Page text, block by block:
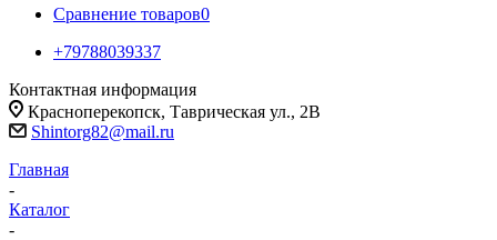
Сравнение товаров0
+79788039337
Контактная информация
Красноперекопск, Таврическая ул., 2В
Shintorg82@mail.ru
Главная
-
Каталог
-